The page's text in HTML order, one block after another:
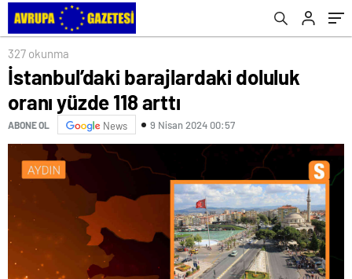
327 okunma
İstanbul’daki barajlardaki doluluk
oranı yüzde 118 arttı
ABONE OL News 9 Nisan 2024 00:57